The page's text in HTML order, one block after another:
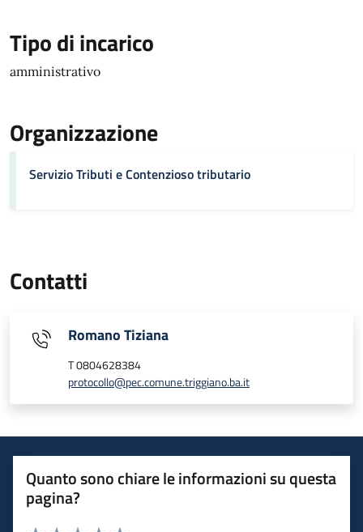
Tipo di incarico
amministrativo
Organizzazione
Servizio Tributi e Contenzioso tributario
Contatti
Romano Tiziana
T 0804628384
protocollo@pec.comune.triggiano.ba.it
Quanto sono chiare le informazioni su questa
pagina?